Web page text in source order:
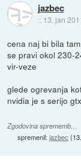
jazbec
:: 13. jan
cena naj bi bila
se pravi okol 230-
vir-veze
glede ogrevanja
nvidia je s serijo
Zgodovina sprememb…
spremenil:jazbec (